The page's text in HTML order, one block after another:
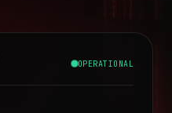
OPERATIONAL